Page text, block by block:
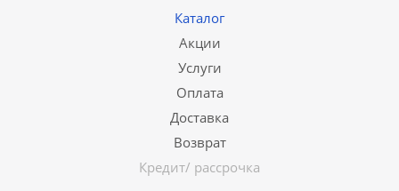
Каталог
Акции
Услуги
Оплата
Доставка
Возврат
Кредит/ рассрочка